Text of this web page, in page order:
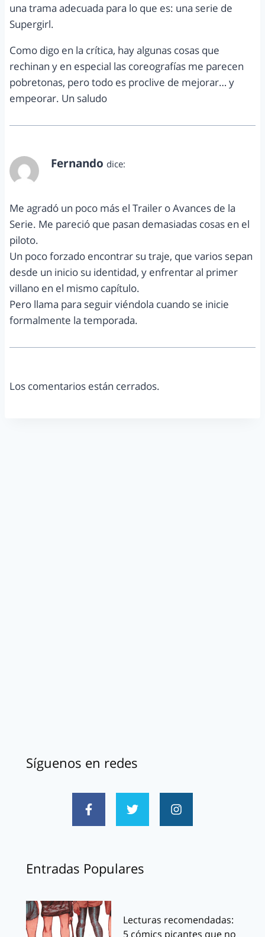
una trama adecuada para lo que es: una serie de
Supergirl.
Como digo en la crítica, hay algunas cosas que
rechinan y en especial las coreografías me parecen
pobretonas, pero todo es proclive de mejorar… y
empeorar. Un saludo
Fernando dice:
Me agradó un poco más el Trailer o Avances de la
Serie. Me pareció que pasan demasiadas cosas en el
piloto.
Un poco forzado encontrar su traje, que varios sepan
desde un inicio su identidad, y enfrentar al primer
villano en el mismo capítulo.
Pero llama para seguir viéndola cuando se inicie
formalmente la temporada.
Los comentarios están cerrados.
Síguenos en redes
Entradas Populares
Lecturas recomendadas:
5 cómics picantes que no